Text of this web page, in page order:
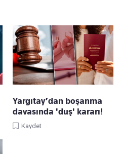
Yargıtay’dan boşanma
davasında 'duş' kararı!
Kaydet